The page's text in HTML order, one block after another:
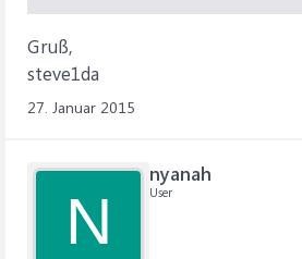
Gruß,
steve1da
27. Januar 2015
N
nyanah
User